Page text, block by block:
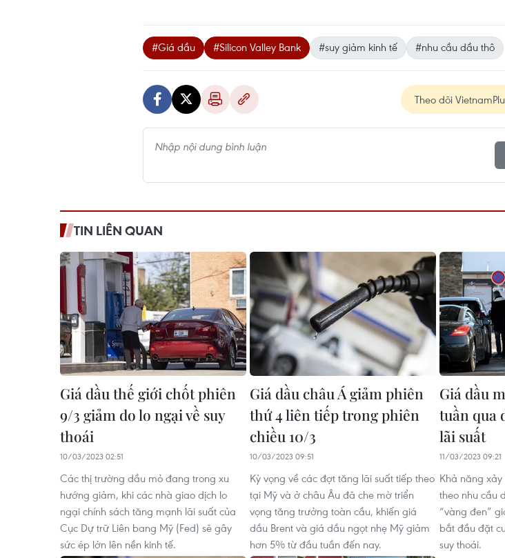
#Giá dầu #Silicon Valley Bank #suy giảm kinh tế #nhu cầu dầu thô
Theo dõi
TIN LIÊN QUAN
Giá dầu thế giới chốt phiên
9/3 giảm do lo ngại về suy
thoái
10/03/2023 02:51
Các thị trường dầu mỏ đang trong xu
hướng giảm, khi các nhà giao dịch lo
ngại chính sách tăng mạnh lãi suất của
Cục Dự trữ Liên bang Mỹ (Fed) sẽ gây
sức ép lớn lên nền kinh tế.
Giá dầu châu Á giảm phiên
thứ 4 liên tiếp trong phiên
chiều 10/3
10/03/2023 09:51
Kỳ vọng về các đợt tăng lãi suất tiếp theo
tại Mỹ và ở châu Âu đã che mờ triển
vọng tăng trưởng toàn cầu, khiến giá
dầu Brent và giá dầu ngọt nhẹ Mỹ giảm
hơn 5% từ đầu tuần đến nay.
Giá dầu
tuần qua
lãi suất
11/03/2023 09:21
Khả năng
theo nhu cầu
“vàng đen”
bắt đầu đặt
suy thoái.